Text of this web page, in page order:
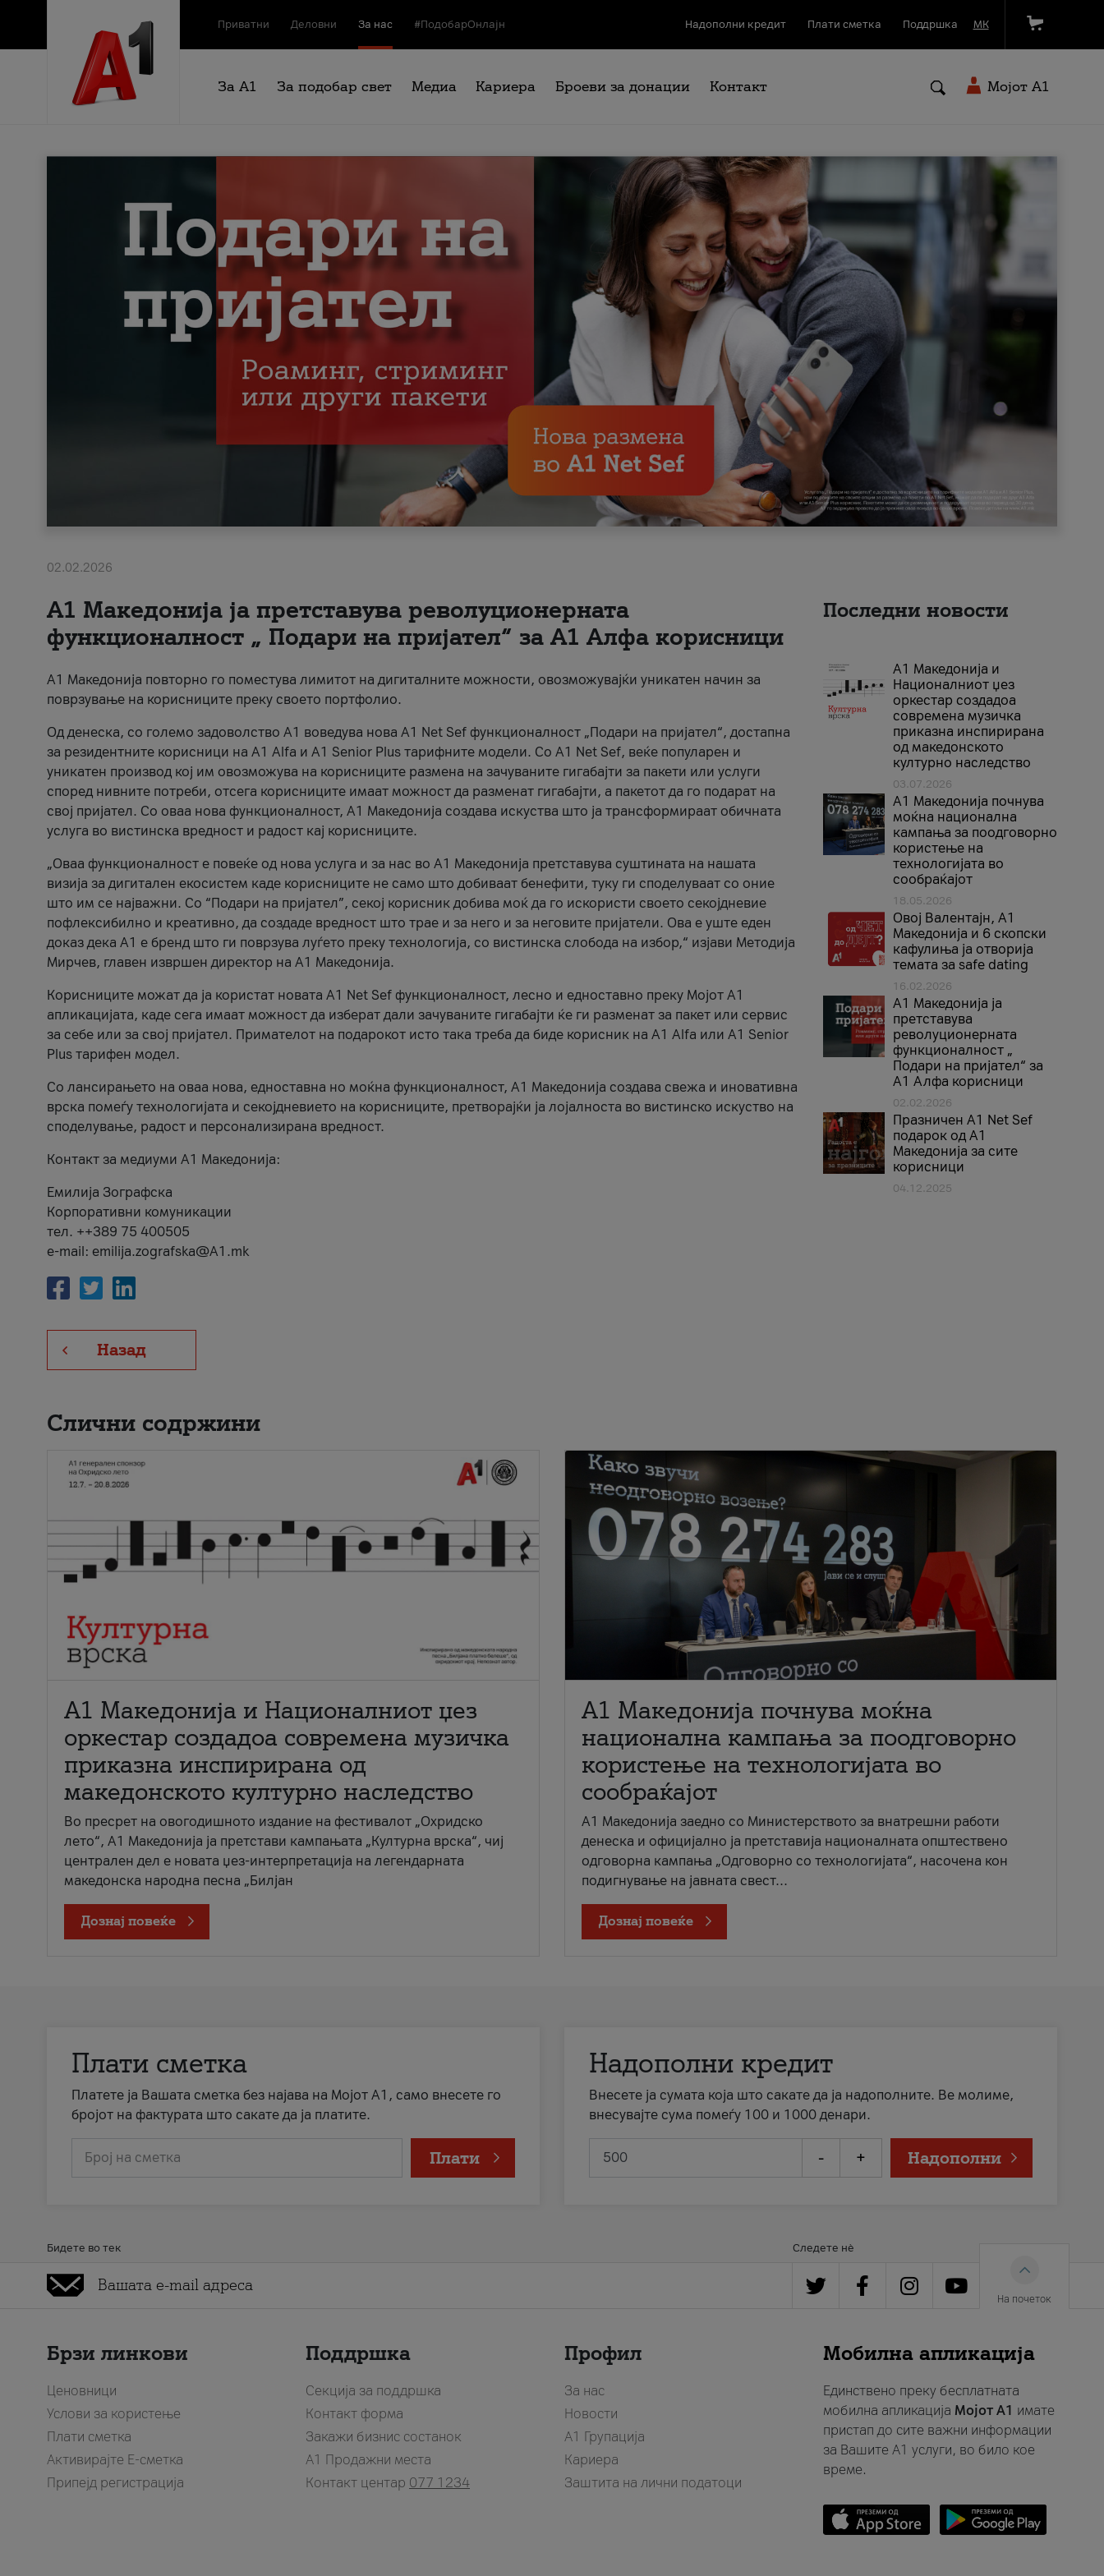
Приватни Деловни За нас #ПодобарОнлајн Надополни кредит Плати сметка Поддршка МК
За А1 За подобар свет Медиа Кариера Броеви за донации Контакт Мојот A1
02.02.2026
А1 Македонија ја претставува револуционерната
функционалност „ Подари на пријател“ за А1 Алфа корисници
А1 Македонија повторно го поместува лимитот на дигиталните можности, овозможувајќи уникатен начин за
поврзување на корисниците преку своето портфолио.
Од денеска, со големо задоволство А1 воведува нова A1 Net Sef функционалност „Подари на пријател“, достапна
за резидентните корисници на А1 Alfa и A1 Senior Plus тарифните модели. Со A1 Net Sef, веќе популарен и
уникатен производ кој им овозможува на корисниците размена на зачуваните гигабајти за пакети или услуги
според нивните потреби, отсега корисниците имаат можност да разменат гигабајти, а пакетот да го подарат на
свој пријател. Со оваа нова функционалност, А1 Македонија создава искуства што ја трансформираат обичната
услуга во вистинска вредност и радост кај корисниците.
„Оваа функционалност е повеќе од нова услуга и за нас во А1 Македонија претставува суштината на нашата
визија за дигитален екосистем каде корисниците не само што добиваат бенефити, туку ги споделуваат со оние
што им се најважни. Со “Подари на пријател”, секој корисник добива моќ да го искористи своето секојдневие
пофлексибилно и креативно, да создаде вредност што трае и за него и за неговите пријатели. Ова е уште еден
доказ дека А1 е бренд што ги поврзува луѓето преку технологија, со вистинска слобода на избор,“ изјави Методија
Мирчев, главен извршен директор на А1 Македонија.
Корисниците можат да ја користат новата А1 Net Sef функционалност, лесно и едноставно преку Мојот А1
апликацијата, каде сега имаат можност да изберат дали зачуваните гигабајти ќе ги разменат за пакет или сервис
за себе или за свој пријател. Примателот на подарокот исто така треба да биде корисник на А1 Alfa или A1 Senior
Plus тарифен модел.
Со лансирањето на оваа нова, едноставна но моќна функционалност, А1 Македонија создава свежа и иновативна
врска помеѓу технологијата и секојдневието на корисниците, претворајќи ја лојалноста во вистинско искуство на
споделување, радост и персонализирана вредност.
Контакт за медиуми А1 Македонија:
Емилија Зографска
Корпоративни комуникации
тел. ++389 75 400505
e-mail: emilija.zografska@A1.mk
Назад
Последни новости
А1 Македонија и
Националниот џез
оркестар создадоа
современа музичка
приказна инспирирана
од македонското
културно наследство
03.07.2026
A1 Македонија почнува
моќна национална
кампања за поодговорно
користење на
технологијата во
сообраќајот
18.05.2026
Овој Валентајн, A1
Македонија и 6 скопски
кафулиња ја отворија
темата за safe dating
16.02.2026
А1 Македонија ја
претставува
револуционерната
функционалност „
Подари на пријател“ за
А1 Алфа корисници
02.02.2026
Празничен A1 Net Sеf
подарок од А1
Македонија за сите
корисници
04.12.2025
Слични содржини
А1 Македонија и Националниот џез
оркестар создадоа современа музичка
приказна инспирирана од
македонското културно наследство
Во пресрет на овогодишното издание на фестивалот „Охридско
лето“, А1 Македонија ја претстави кампањата „Културна врска“, чиј
централен дел е новата џез-интерпретација на легендарната
македонска народна песна „Билјан
Дознај повеќе
A1 Македонија почнува моќна
национална кампања за поодговорно
користење на технологијата во
сообраќајот
A1 Македонија заедно со Министерството за внатрешни работи
денеска и официјално ја претставија националната општествено
одговорна кампања „Одговорно со технологијата“, насочена кон
подигнување на јавната свест...
Дознај повеќе
Плати сметка
Платете ја Вашата сметка без најава на Мојот А1, само внесете го
бројот на фактурата што сакате да ја платите.
Број на сметка Плати
Надополни кредит
Внесете ја сумата која што сакате да ја надополните. Ве молиме,
внесувајте сума помеѓу 100 и 1000 денари.
- + Надополни
Бидете во тек Следете нè
На почеток
Брзи линкови
Ценовници
Услови за користење
Плати сметка
Активирајте Е-сметка
Припејд регистрација
Поддршка
Секција за поддршка
Контакт форма
Закажи бизнис состанок
A1 Продажни места
Контакт центар 077 1234
Профил
За нас
Новости
А1 Групација
Кариера
Заштита на лични податоци
Мобилна апликација
Единствено преку бесплатната
мобилна апликација Мојот A1 имате
пристап до сите важни информации
за Вашите A1 услуги, во било кое
време.